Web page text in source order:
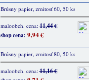
Brúsny papier, zrnitosť 60, 50 ks
maloobch. cena:11,44 €
shop cena: 9,94 €
Brúsny papier, zrnitosť 80, 50 ks
maloobch. cena:11,16 €